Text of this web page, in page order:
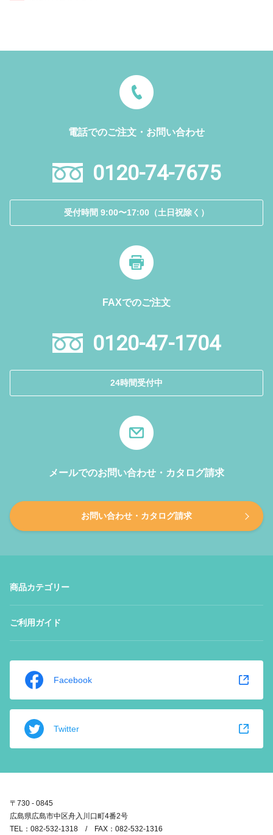
電話でのご注文・お問い合わせ
0120-74-7675
受付時間 9:00〜17:00（土日祝除く）
FAXでのご注文
0120-47-1704
24時間受付中
メールでのお問い合わせ・カタログ請求
お問い合わせ・カタログ請求
商品カテゴリー
ご利用ガイド
Facebook
Twitter
〒730 - 0845
広島県広島市中区舟入川口町4番2号
TEL：082-532-1318 / FAX：082-532-1316